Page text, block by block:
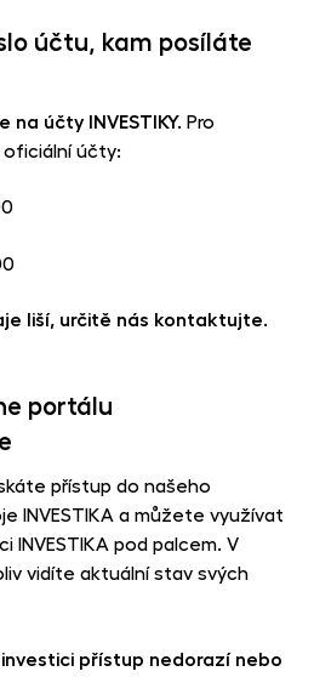
účtu, kam posíláte
na účty INVESTIKY. Pro
oficiální účty:
liší, určitě nás kontaktujte.
portálu
přístup do našeho
INVESTIKA a můžete využívat
INVESTIKA pod palcem. V
vidíte aktuální stav svých
přístup nedorazí nebo